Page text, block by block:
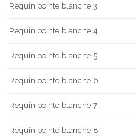
Requin pointe blanche 3
Requin pointe blanche 4
Requin pointe blanche 5
Requin pointe blanche 6
Requin pointe blanche 7
Requin pointe blanche 8